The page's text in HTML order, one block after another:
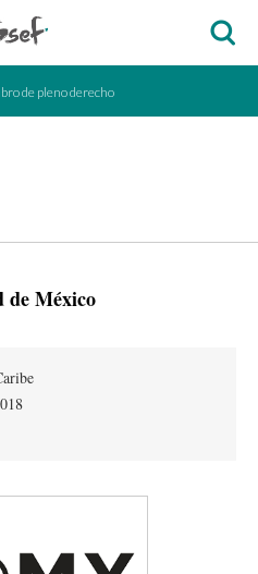
de pleno derecho
de México